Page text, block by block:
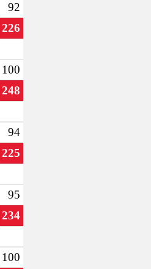
92
226
100
248
94
225
95
234
100